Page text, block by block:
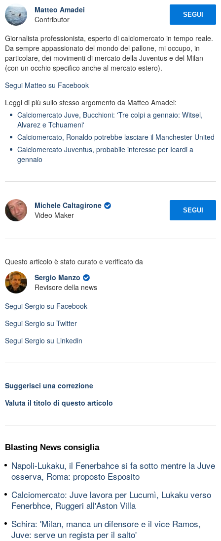
Matteo Amadei
Contributor
SEGUI
Giornalista professionista, esperto di calciomercato in tempo reale.
Da sempre appassionato del mondo del pallone, mi occupo, in
particolare, dei movimenti di mercato della Juventus e del Milan
(con un occhio specifico anche al mercato estero).
Segui Matteo su Facebook
Leggi di più sullo stesso argomento da Matteo Amadei:
Calciomercato Juve, Bucchioni: 'Tre colpi a gennaio: Witsel,
Alvarez e Tchuameni'
Calciomercato, Ronaldo potrebbe lasciare il Manchester United
Calciomercato Juventus, probabile interesse per Icardi a
gennaio
Michele Caltagirone
Video Maker
SEGUI
Questo articolo è stato curato e verificato da
Sergio Manzo
Revisore della news
Segui Sergio su Facebook
Segui Sergio su Twitter
Segui Sergio su Linkedin
Suggerisci una correzione
Valuta il titolo di questo articolo
Blasting News consiglia
Napoli-Lukaku, il Fenerbahce si fa sotto mentre la Juve
osserva, Roma: proposto Esposito
Calciomercato: Juve lavora per Lucumì, Lukaku verso
Fenerbhce, Ruggeri all'Aston Villa
Schira: 'Milan, manca un difensore e il vice Ramos,
Juve: serve un regista per il salto'